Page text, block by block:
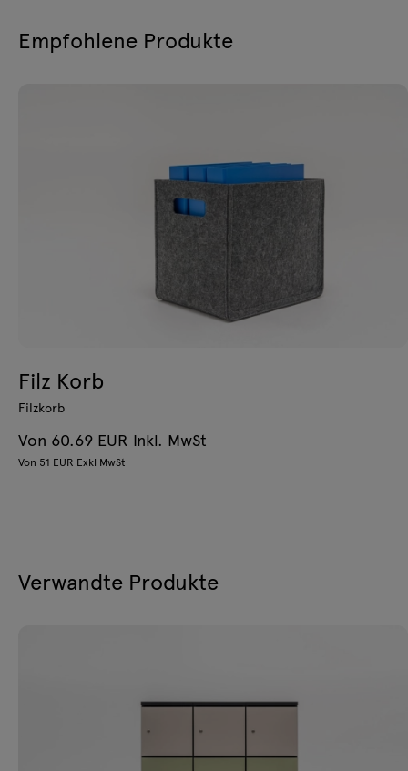
Empfohlene Produkte
Filz Korb
Filzkorb
Von 60.69 EUR Inkl. MwSt
Von 51 EUR Exkl MwSt
Verwandte Produkte